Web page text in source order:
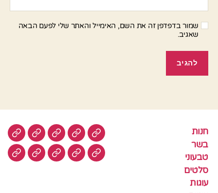
שמור בדפדפן זה את השם, האימייל והאתר שלי לפעם הבאה
שאגיב.
חנות
בשר
טבעוני
סלטים
עוגות
חנות בשר טבעוניסלטים
עוגיותעוף צמחונידגים